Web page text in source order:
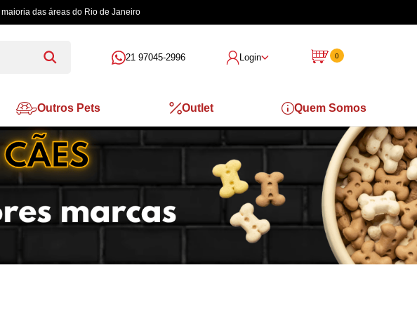
das áreas do Rio de Janeiro
21 97045-2996 Login 0
Outros Pets Outlet Quem Somos